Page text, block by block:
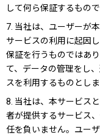
して何ら保証するもの
7. 当社は、ユーザーが
サービスの利用に起因
保証を行うものではあ
て、データの管理をし
スを利用するものとしま
8. 当社は、本サービス
者が提供するサービス
任を負いません。ユー